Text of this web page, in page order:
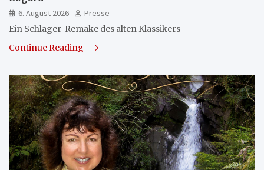
6. August 2026
Presse
Ein Schlager-Remake des alten Klassikers
Continue Reading